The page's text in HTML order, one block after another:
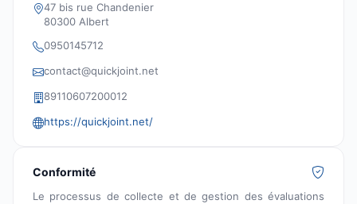
47 bis rue Chandenier
80300 Albert
0950145712
contact@quickjoint.net
89110607200012
https://quickjoint.net/
Conformité
Le processus de collecte et de gestion des évaluations